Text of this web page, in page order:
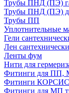
Трубы ПНД (ПЭ)
Трубы ПНД (ПЭ)
Трубы ПП
Уплотнительные
Гели
Лен
Ленты фум
Нити для
Фитинги для ПП,
Фитинги КОРСИС
Фитинги для МП